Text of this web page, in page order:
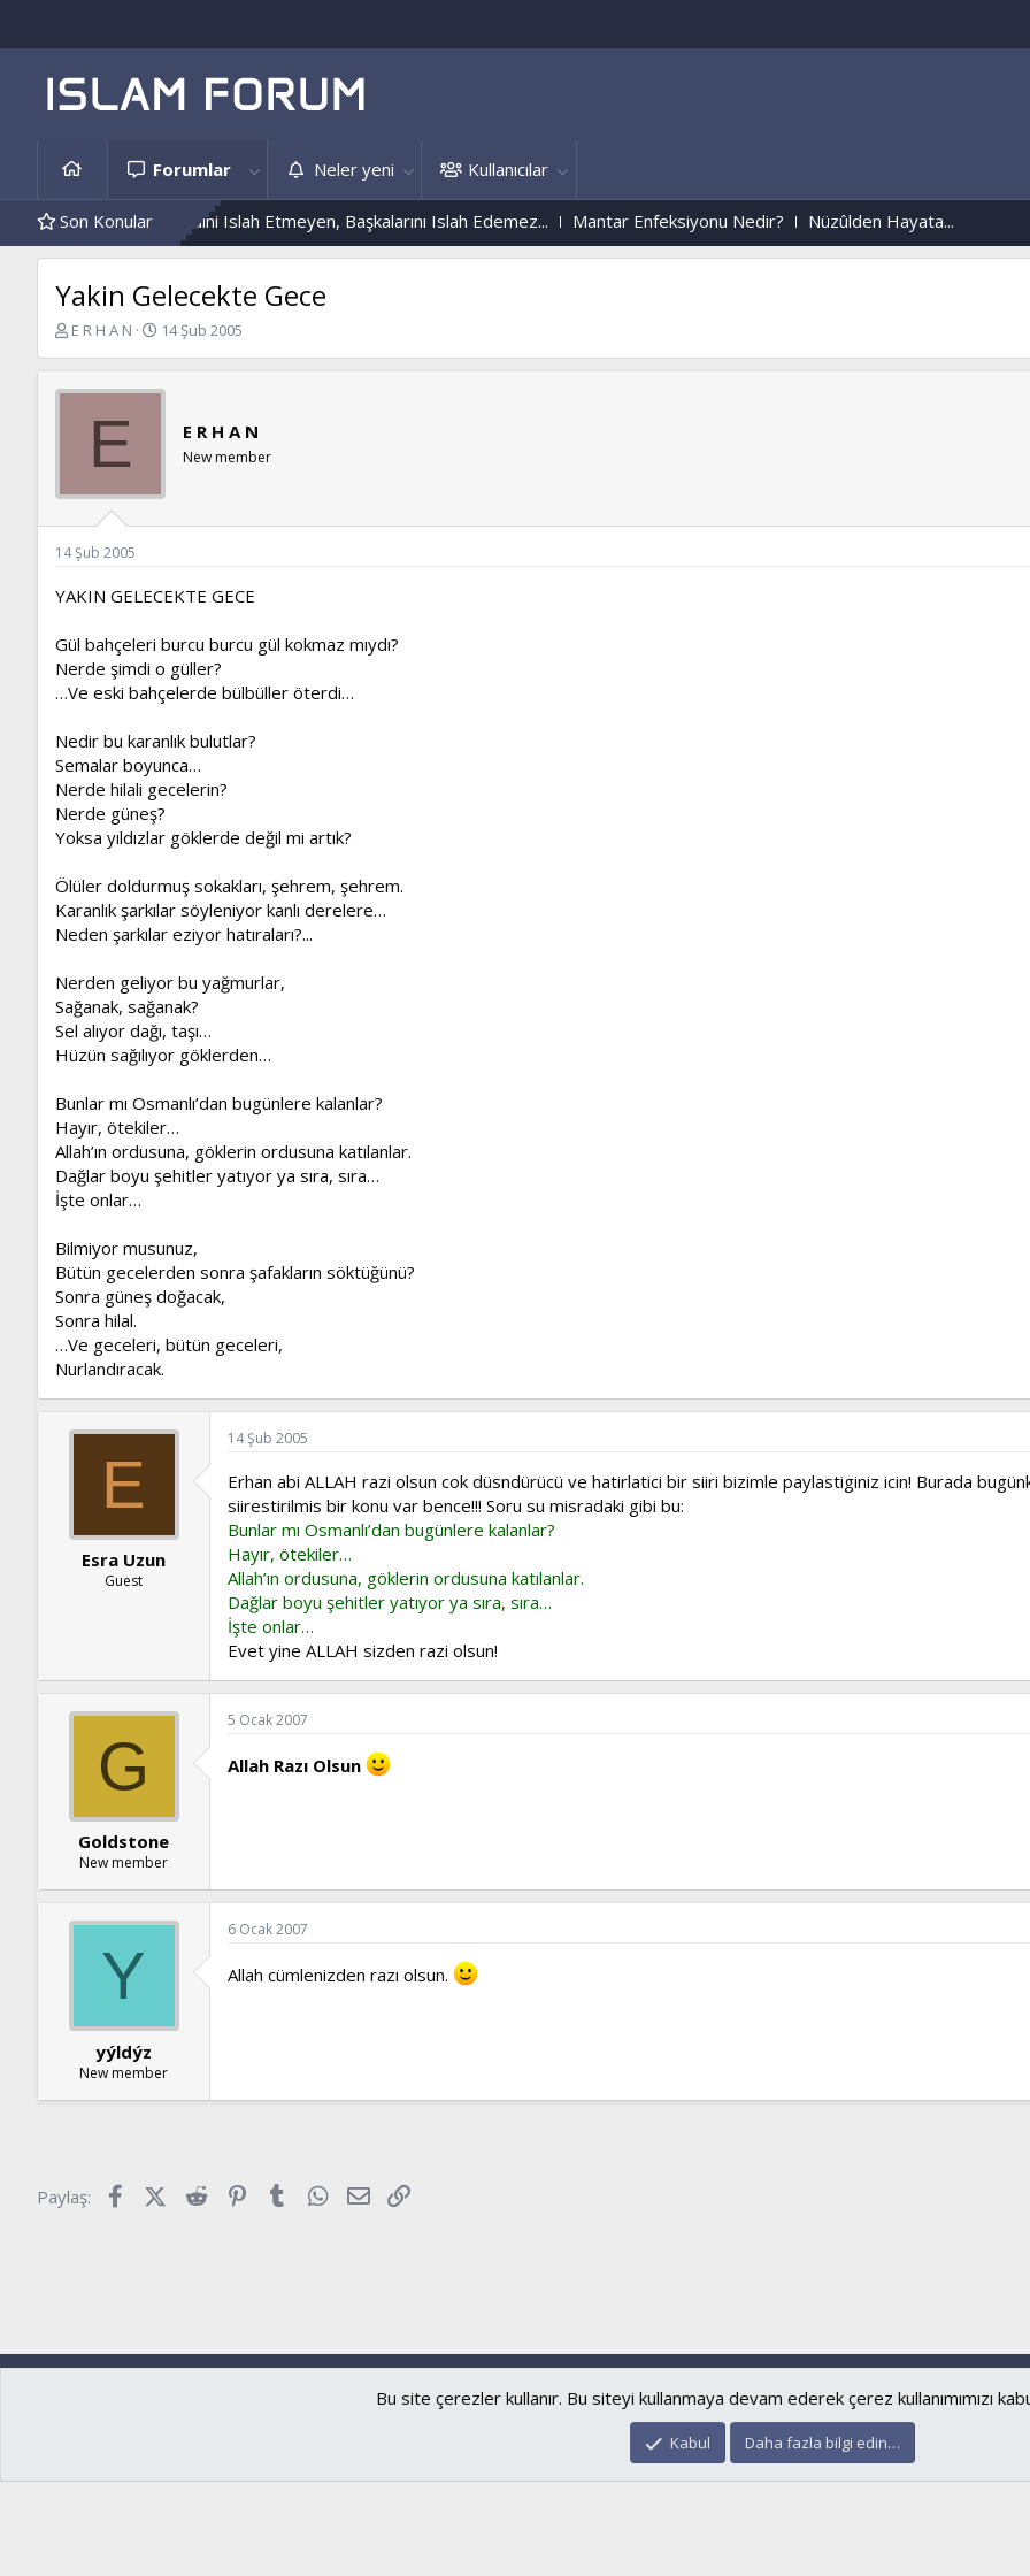
Forumlar Neler yeni Kullanıcılar
Son Konular
Örnekleri Kendini Islah Etmeyen, Başkalarını Islah Edemez... Mantar Enfeksiyonu Nedir? Nüzûlden Hayata...
Yakin Gelecekte Gece
K
b
a
a
a
E R H A N
B
l
ç
h
14 Şub 2005
E E R H A N
New member
14 Şub 2005
YAKIN GELECEKTE GECE
Gül bahçeleri burcu burcu gül kokmaz mıydı?
Nerde şimdi o güller?
…Ve eski bahçelerde bülbüller öterdi…
Nedir bu karanlık bulutlar?
Semalar boyunca…
Nerde hilali gecelerin?
Nerde güneş?
Yoksa yıldızlar göklerde değil mi artık?
Ölüler doldurmuş sokakları, şehrem, şehrem.
Karanlık şarkılar söyleniyor kanlı derelere…
Neden şarkılar eziyor hatıraları?...
Nerden geliyor bu yağmurlar,
Sağanak, sağanak?
Sel alıyor dağı, taşı…
Hüzün sağılıyor göklerden…
Bunlar mı Osmanlı’dan bugünlere kalanlar?
Hayır, ötekiler…
Allah’ın ordusuna, göklerin ordusuna katılanlar.
Dağlar boyu şehitler yatıyor ya sıra, sıra…
İşte onlar…
Bilmiyor musunuz,
Bütün gecelerden sonra şafakların söktüğünü?
Sonra güneş doğacak,
Sonra hilal.
…Ve geceleri, bütün geceleri,
Nurlandıracak.
E
Esra Uzun
Guest
14 Şub 2005
Erhan abi ALLAH razi olsun cok düsndürücü ve hatirlatici bir siiri bizimle paylastiginiz icin! Burada
siirestirilmis bir konu var bence!!! Soru su misradaki gibi bu:
Bunlar mı Osmanlı’dan bugünlere kalanlar?
Hayır, ötekiler…
Allah’ın ordusuna, göklerin ordusuna katılanlar.
Dağlar boyu şehitler yatıyor ya sıra, sıra…
İşte onlar…
Evet yine ALLAH sizden razi olsun!
G
Goldstone
New member
5 Ocak 2007
Allah Razı Olsun
Y
yýldýz
New member
6 Ocak 2007
Allah cümlenizden razı olsun.
Paylaş: FacebookX (Twitter)
Reddit PinterestTumblrWhatsApp
E-posta
Community platform by XenForo
© 2010-2024 XenForo Ltd.
islamforum.com.tr © 2001 - 2024